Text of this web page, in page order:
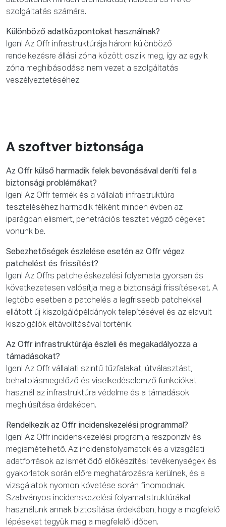
szolgáltatás számára.
Különböző adatközpontokat használnak?
Igen! Az Offr infrastruktúrája három különböző
rendelkezésre állási zóna között oszlik meg, így az egyik
zóna meghibásodása nem vezet a szolgáltatás
veszélyeztetéséhez.
A szoftver biztonsága
Az Offr külső harmadik felek bevonásával deríti fel a
biztonsági problémákat?
Igen! Az Offr termék és a vállalati infrastruktúra
teszteléséhez harmadik félként minden évben az
iparágban elismert, penetrációs tesztet végző cégeket
vonunk be.
Sebezhetőségek észlelése esetén az Offr végez
patchelést és frissítést?
Igen! Az Offrs patcheléskezelési folyamata gyorsan és
következetesen valósítja meg a biztonsági frissítéseket. A
legtöbb esetben a patchelés a legfrissebb patchekkel
ellátott új kiszolgálópéldányok telepítésével és az elavult
kiszolgálók eltávolításával történik.
Az Offr infrastruktúrája észleli és megakadályozza a
támadásokat?
Igen! Az Offr vállalati szintű tűzfalakat, útválasztást,
behatolásmegelőző és viselkedéselemző funkciókat
használ az infrastruktúra védelme és a támadások
meghiúsítása érdekében.
Rendelkezik az Offr incidenskezelési programmal?
Igen! Az Offr incidenskezelési programja reszponzív és
megismételhető. Az incidensfolyamatok és a vizsgálati
adatforrások az ismétlődő előkészítési tevékenységek és
gyakorlatok során előre meghatározásra kerülnek, és a
vizsgálatok nyomon követése során finomodnak.
Szabványos incidenskezelési folyamatstruktúrákat
használunk annak biztosítása érdekében, hogy a megfelelő
lépéseket tegyük meg a megfelelő időben.